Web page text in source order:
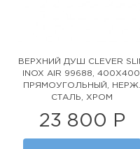
ВЕРХНИЙ ДУШ CLEVER
INOX AIR 99688, 400Х400,
ПРЯМОУГОЛЬНЫЙ, НЕРЖ.
СТАЛЬ, ХРОМ
23 800 Р